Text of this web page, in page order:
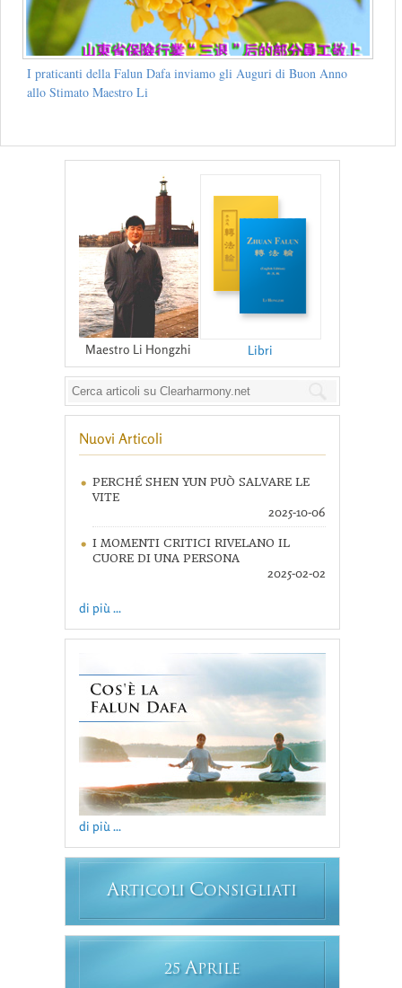
I praticanti della Falun Dafa inviamo gli Auguri di Buon Anno
allo Stimato Maestro Li
Maestro Li Hongzhi Libri
Nuovi Articoli
PERCHÉ SHEN YUN PUÒ SALVARE LE
VITE
2025-10-06
I MOMENTI CRITICI RIVELANO IL
CUORE DI UNA PERSONA
2025-02-02
di più ...
di più ...
ARTICOLI CONSIGLIATI
25 APRILE